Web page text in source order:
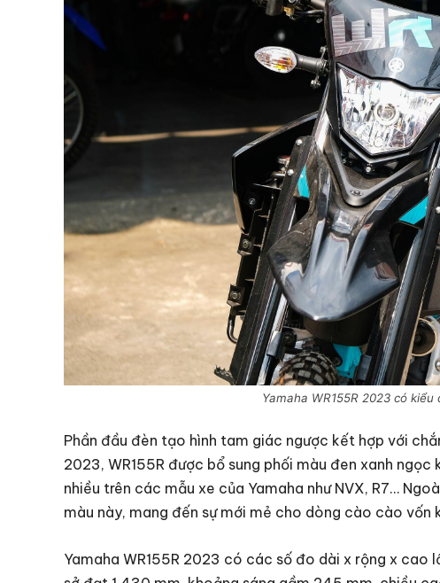
Yamaha WR155R 2023 có
Phần đầu đèn tạo hình tam giác ngược kết hợp với
2023, WR155R được bổ sung phối màu đen xanh
nhiều trên các mẫu xe của Yamaha như NVX, R7…
màu này, mang đến sự mới mẻ cho dòng cào cào vốn
Yamaha WR155R 2023 có các số đo dài x rộng x cao